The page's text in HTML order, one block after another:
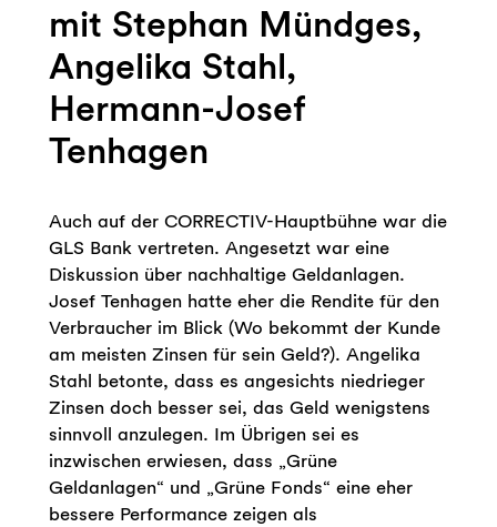
mit Stephan Mündges,
Angelika Stahl,
Hermann-Josef
Tenhagen
Auch auf der CORRECTIV-Hauptbühne war die
GLS Bank vertreten. Angesetzt war eine
Diskussion über nachhaltige Geldanlagen.
Josef Tenhagen hatte eher die Rendite für den
Verbraucher im Blick (Wo bekommt der Kunde
am meisten Zinsen für sein Geld?). Angelika
Stahl betonte, dass es angesichts niedrieger
Zinsen doch besser sei, das Geld wenigstens
sinnvoll anzulegen. Im Übrigen sei es
inzwischen erwiesen, dass „Grüne
Geldanlagen“ und „Grüne Fonds“ eine eher
bessere Performance zeigen als